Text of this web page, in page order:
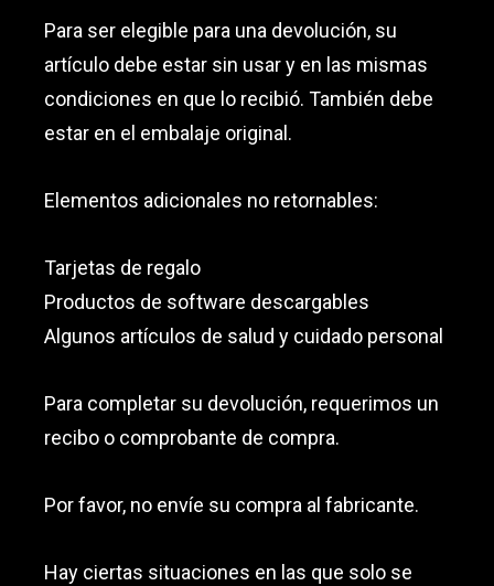
Para ser elegible para una devolución, su
artículo debe estar sin usar y en las mismas
condiciones en que lo recibió. También debe
estar en el embalaje original.
Elementos adicionales no retornables:
Tarjetas de regalo
Productos de software descargables
Algunos artículos de salud y cuidado personal
Para completar su devolución, requerimos un
recibo o comprobante de compra.
Por favor, no envíe su compra al fabricante.
Hay ciertas situaciones en las que solo se